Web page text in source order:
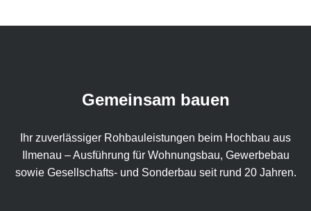
Gemeinsam bauen
Ihr zuverlässiger Rohbauleistungen beim Hochbau aus
Ilmenau – Ausführung für Wohnungsbau, Gewerbebau
sowie Gesellschafts- und Sonderbau seit rund 20 Jahren.